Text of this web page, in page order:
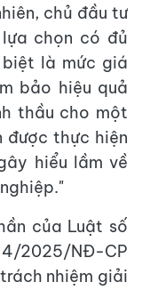
chủ đầu tư
chọn có đủ
biệt là mức giá
bảo hiệu quả
thầu cho một
được thực hiện
hiểu lầm về
của Luật số
2025/NĐ-CP
nhiệm giải